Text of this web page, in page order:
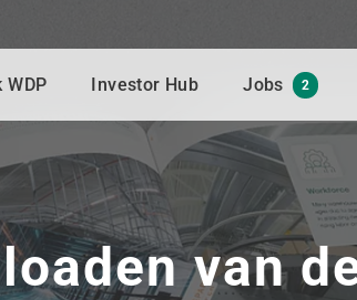
WDP Investor Hub Jobs 2
van